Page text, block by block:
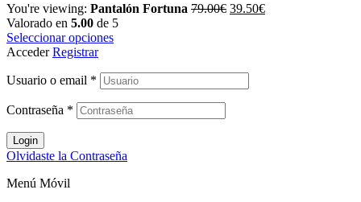
You're viewing: Pantalón Fortuna 79.00€ 39.50€
Valorado en 5.00 de 5
Seleccionar opciones
Acceder Registrar
Usuario o email *
Contraseña *
Login
Olvidaste la Contraseña
Menú Móvil